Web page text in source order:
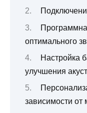
оптимального
Настройка
улучшения
зависимости от